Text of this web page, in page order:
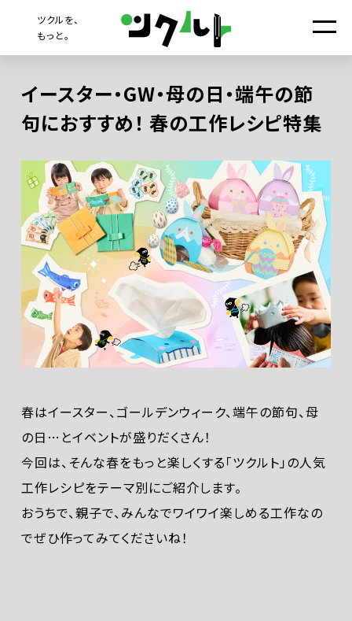
ツクルを、
もっと。
イースター・GW・母の日・端午の節
句におすすめ！ 春の工作レシピ特集
春はイースター、ゴールデンウィーク、端午の節句、母
の日…とイベントが盛りだくさん！
今回は、そんな春をもっと楽しくする「ツクルト」の人気
工作レシピをテーマ別にご紹介します。
おうちで、親子で、みんなでワイワイ楽しめる工作なの
でぜひ作ってみてくださいね！